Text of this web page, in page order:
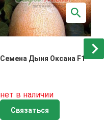
Семена Дыня Оксана F1
нет в наличии
Связаться